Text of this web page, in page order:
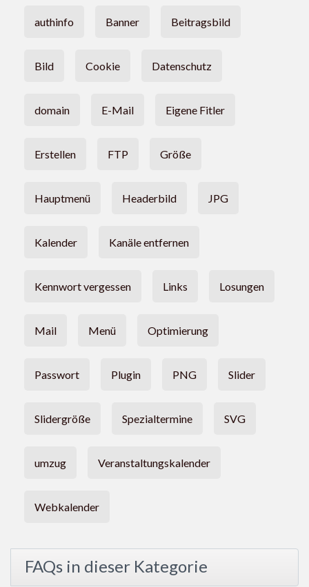
authinfo Banner Beitragsbild
Bild Cookie Datenschutz
domain E-Mail Eigene Fitler
Erstellen FTP Größe
Hauptmenü Headerbild JPG
Kalender Kanäle entfernen
Kennwort vergessen Links Losungen
Mail Menü Optimierung
Passwort Plugin PNG Slider
Slidergröße Spezialtermine SVG
umzug Veranstaltungskalender
Webkalender
FAQs in dieser Kategorie